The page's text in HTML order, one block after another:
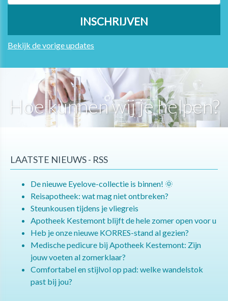
Bekijk de vorige updates
Hoe kunnen wij je helpen?
LAATSTE NIEUWS - RSS
De nieuwe Eyelove-collectie is binnen! 🌞
Reisapotheek: wat mag niet ontbreken?
Steunkousen tijdens je vliegreis
Apotheek Kestemont blijft de hele zomer open voor u
Heb je onze nieuwe KORRES-stand al gezien?
Medische pedicure bij Apotheek Kestemont: Zijn
jouw voeten al zomerklaar?
Comfortabel en stijlvol op pad: welke wandelstok
past bij jou?